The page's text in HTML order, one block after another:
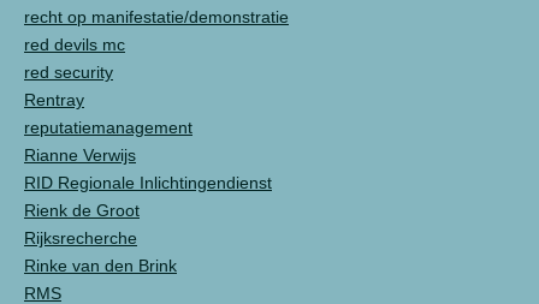
recht op manifestatie/demonstratie
red devils mc
red security
Rentray
reputatiemanagement
Rianne Verwijs
RID Regionale Inlichtingendienst
Rienk de Groot
Rijksrecherche
Rinke van den Brink
RMS